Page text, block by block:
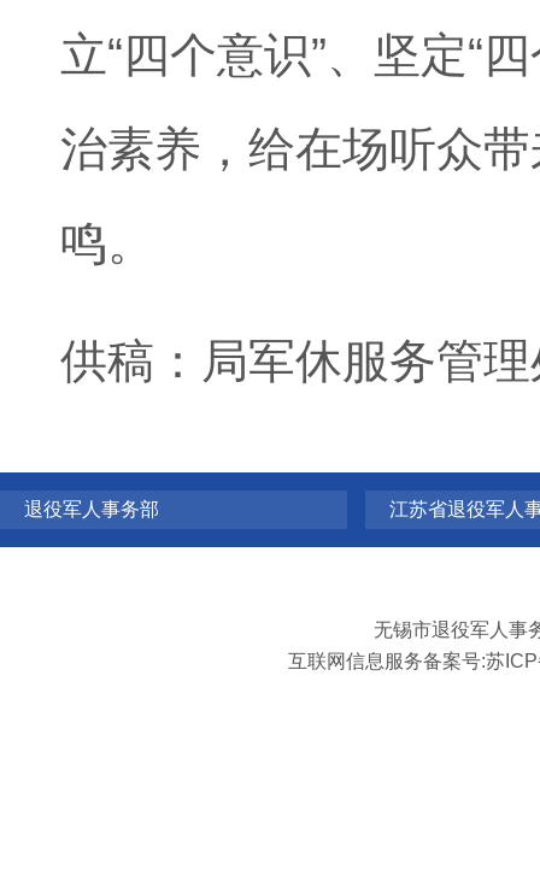
立“四个意识”、坚定“
治素养，给在场听众
鸣。
供稿：局军休服务管
退役军人事务部 江苏省退役军人
无锡市退役军人事
互联网信息服务备案号:苏